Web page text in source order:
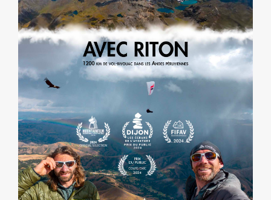
AVEC RITON